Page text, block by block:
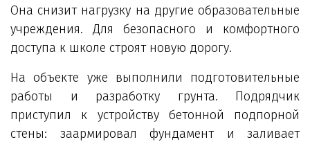
Она снизит нагрузку на другие образовательные
учреждения. Для безопасного и комфортного
доступа к школе строят новую дорогу.
На объекте уже выполнили подготовительные
работы и разработку грунта. Подрядчик
приступил к устройству бетонной подпорной
стены: заармировал фундамент и заливает